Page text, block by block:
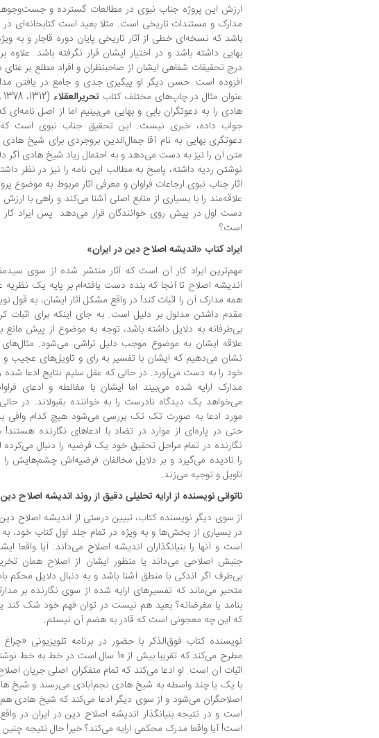
ارزش این پروژه جناب نبوی در مطالعات گسترده و
مدارک و مستندات تاریخی است. مثلا بعید است کتابخانه‌ای
باشد که نسخه‌ای خطی از آثار تاریخی پایان دوره قاجار و به
بهایی داشته باشد و در اختیار ایشان قرار نگرفته باشد.
درج تحقیقات شفاهی ایشان از صاحبنظران و افراد مطلع بر غنای
افزوده است. حسن دیگر او پیگیری جدی و جامع در یافتن
عنوان مثال در چاپ‌های مختلف کتاب تحریرالعقلاء
هادی را به دعوتگران بابی و بهایی می‌بینیم اما از اصل
جواب داده، خبری نیست. این تحقیق جناب نبوی است
دعوتگری بهایی به نام آقا جمال‌الدین بروجردی برای شیخ
متن آن را نیز به دست می‌دهد و به احتمال زیاد شیخ هادی اگر
نوشتن ردیه داشته، پاسخ به مطالب این نامه را نیز در نظر
آثار جناب نبوی ارجاعات فراوان و معرفی آثار مربوط به موضوع
علاقه‌مند را با بسیاری از منابع اصلی آشنا می‌کند و راهی با ارزش
دست اول در پیش روی خوانندگان قرار می‌دهد. پس ایراد کار
است؟
ایراد کتاب «اندیشه اصلاح دین در ایران»
مهم‌ترین ایراد کار آن است که آثار منتشر شده از سوی
اندیشه اصلاح تا آنجا که بنده دست یافته‌ام بر پایه یک
همه مدارک آن را اثبات کند! در واقع مشکل آثار ایشان، به قول
مقدم داشتن مدلول بر دلیل است. به جای اینکه برای
بی‌طرفانه به دلایل داشته باشد، توجه به موضوع از پیش
علاقه ایشان به موضوع موجب دلیل تراشی می‌شود. مثال‌های
نشان می‌دهیم که ایشان با تفسیر به رای و تاویل‌های عجیب و
خود را به دست می‌آورد. در حالی که عقل سلیم نتایج ادعا شده
مدارک ارایه شده می‌بیند اما ایشان با مغالطه‌ و ادعای
می‌خواهد یک دیدگاه نادرست را به خواننده بقبولاند. در
مورد ادعا به صورت تک تک بررسی می‌شود هیچ کدام وافی
حتی در پاره‌ای از موارد در تضاد با ادعاهای نگارنده
نگارنده در تمام مراحل تحقیق خود یک فرضیه را دنبال
را نادیده می‌گیرد و بر دلایل مخالفان فرضیه‌اش چشم‌هایش
تاویل و توجیه می‌زند.
ناتوانی نویسنده از ارایه تحلیلی دقیق از روند اندیشه اصلاح
از سوی دیگر نویسنده کتاب، تبیین درستی از اندیشه اصلاح
در بسیاری از بخش‌ها و به ویژه در تمام جلد اول کتاب خود، به
است و آنها را بنیانگذاران اندیشه اصلاح می‌داند. آیا واقعا
جنبش اصلاحی می‌داند یا منظور ایشان از اصلاح همان
بی‌طرف اگر اندکی با منطق آشنا باشد و به دنبال دلایل محکم
متحیر می‌ماند که تفسیرهای ارایه شده از سوی نگارنده بر
بنامد یا مغرضانه؟ بعید هم نیست در توان فهم خود شک کند
که این چه معجونی است که قادر به هضم آن نیستم.
نویسنده کتاب فوق‌الذکر با حضور در برنامه تلویزیونی «چراغ
مطرح می‌کند که تقریبا بیش از 10 سال است در
اثبات آن است. او ادعا می‌کند که تمام متفکران اصلی جریان
با یک یا چند واسطه به شیخ هادی نجم‌آبادی می‌رسند و شیخ
اصلاحگران می‌شود و از سوی دیگر ادعا می‌کند که شیخ هادی هم
است و در نتیجه بنیانگذار اندیشه اصلاح دین در ایران در
است! آیا واقعا مدرک محکمی ارایه می‌کند؟ خیر! حال نتیجه